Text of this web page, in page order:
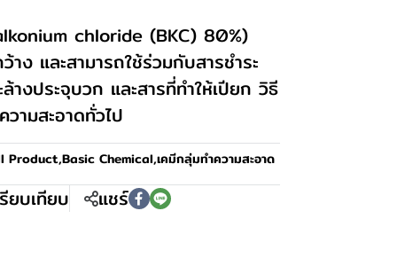
chloride (BKC) 80%)
ง และสามารถใช้ร่วมกับสารชำระ
างประจุบวก และสารที่ทำให้เปียก วิธี
วามสะอาดทั่วไป
Product,Basic Chemical,เคมีกลุ่มทำความสะอาด
ยบเทียบ แชร์